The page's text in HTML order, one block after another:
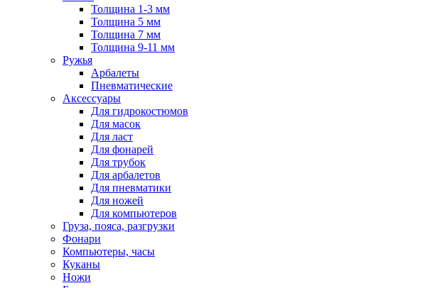
Толщина 1-3 мм
Толщина 5 мм
Толщина 7 мм
Толщина 9-11 мм
Ружья
Арбалеты
Пневматические
Аксессуары
Для гидрокостюмов
Для масок
Для ласт
Для фонарей
Для трубок
Для арбалетов
Для пневматики
Для ножей
Для компьютеров
Груза, пояса, разгрузки
Фонари
Компьютеры, часы
Куканы
Ножи